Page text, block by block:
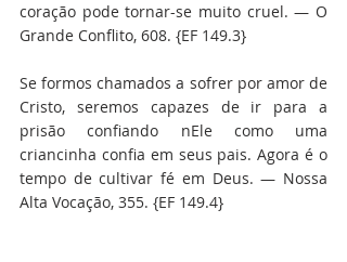
coração pode tornar-se muito cruel. — O
Grande Conflito, 608. {EF 149.3}
Se formos chamados a sofrer por amor de
Cristo, seremos capazes de ir para a
prisão confiando nEle como uma
criancinha confia em seus pais. Agora é o
tempo de cultivar fé em Deus. — Nossa
Alta Vocação, 355. {EF 149.4}